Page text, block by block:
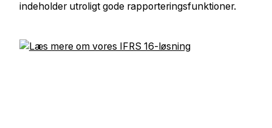
indeholder utroligt gode rapporteringsfunktioner.